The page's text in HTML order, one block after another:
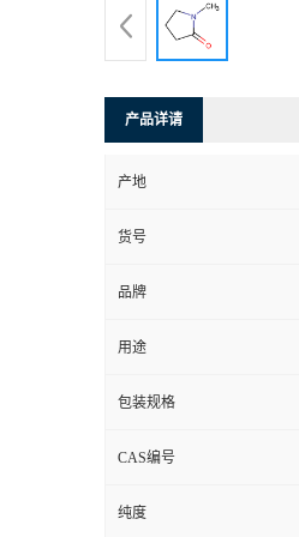
产品详请
产地
货号
品牌
用途
包装规格
CAS编号
纯度